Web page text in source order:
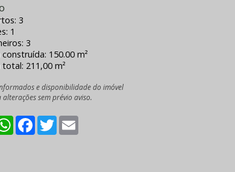
3
1
3
construída: 150.00 m²
total: 211,00 m²
e disponibilidade do imóvel
alterações sem prévio aviso.
WhatsApp
Facebook
Twitter